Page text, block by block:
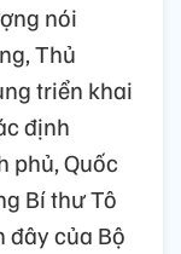
nói
Thủ
triển khai
định
phủ, Quốc
Bí thư Tô
đây của Bộ